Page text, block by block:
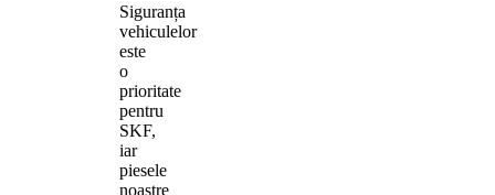
Siguranța
vehiculelor
este
o
prioritate
pentru
SKF,
iar
piesele
noastre